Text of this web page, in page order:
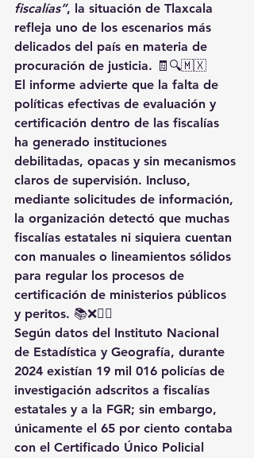
fiscalías”, la situación de Tlaxcala
refleja uno de los escenarios más
delicados del país en materia de
procuración de justicia. 🧾🔍🇲🇽
El informe advierte que la falta de
políticas efectivas de evaluación y
certificación dentro de las fiscalías
ha generado instituciones
debilitadas, opacas y sin mecanismos
claros de supervisión. Incluso,
mediante solicitudes de información,
la organización detectó que muchas
fiscalías estatales ni siquiera cuentan
con manuales o lineamientos sólidos
para regular los procesos de
certificación de ministerios públicos
y peritos. 📚❌🕵️‍♀️
Según datos del Instituto Nacional
de Estadística y Geografía, durante
2024 existían 19 mil 016 policías de
investigación adscritos a fiscalías
estatales y a la FGR; sin embargo,
únicamente el 65 por ciento contaba
con el Certificado Único Policial